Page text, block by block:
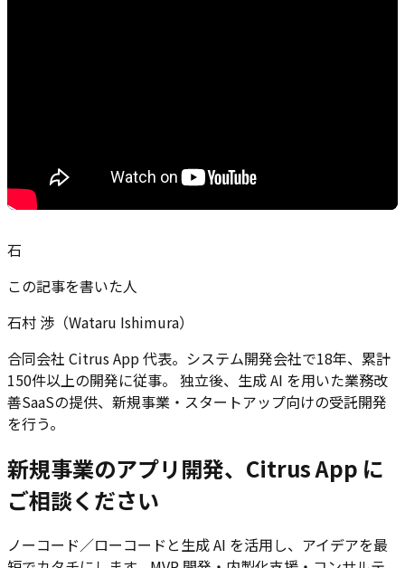
石
この記事を書いた人
石村 渉（Wataru Ishimura）
合同会社 Citrus App 代表。システム開発会社で18年、累計
150件以上の開発に従事。 独立後、生成 AI を用いた業務改
善SaaSの提供、新規事業・スタートアップ向けの受託開発
を行う。
新規事業のアプリ開発、Citrus App に
ご相談ください
ノーコード／ローコードと生成 AI を活用し、アイデアを最